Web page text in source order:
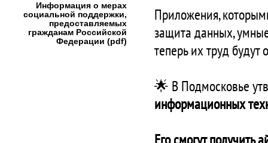
Приложения,
защита данных,
теперь их труд
🌟 В Подмосковье
информационных
Информация о мерах
социальной поддержки,
предоставляемых
гражданам Российской
Федерации (pdf)